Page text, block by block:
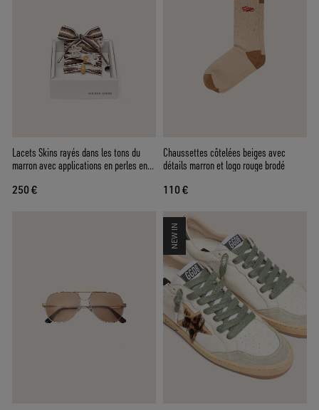
Lacets Skins rayés dans les tons du
marron avec applications en perles en
250 €
Chaussettes côtelées beiges avec
détails marron et logo rouge brodé
110 €
NEW IN